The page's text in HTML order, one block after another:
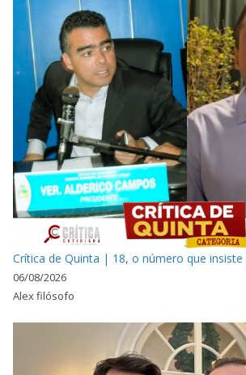
Crítica de Quinta | 18, o número que
06/08/2026
Alex filósofo